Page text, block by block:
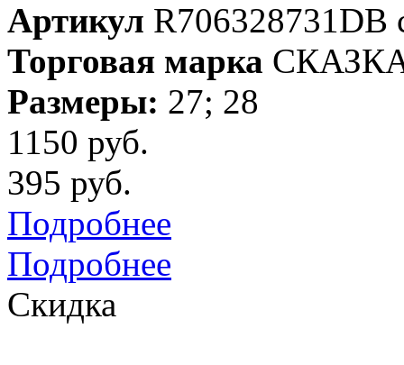
Артикул R706328731DB
Торговая марка
Размеры: 27; 28
1150 руб.
395 руб.
Подробнее
Подробнее
Скидка